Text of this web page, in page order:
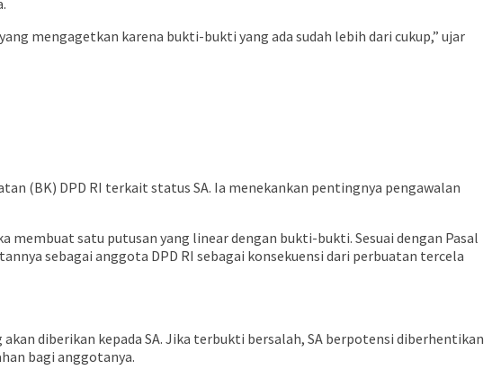
mengagetkan karena bukti-bukti yang ada sudah lebih dari cukup,” ujar
(BK) DPD RI terkait status SA. Ia menekankan pentingnya pengawalan
membuat satu putusan yang linear dengan bukti-bukti. Sesuai dengan Pasal
sebagai anggota DPD RI sebagai konsekuensi dari perbuatan tercela
diberikan kepada SA. Jika terbukti bersalah, SA berpotensi diberhentikan
bagi anggotanya.